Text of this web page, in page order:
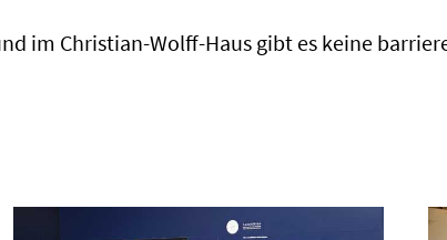
im Christian-Wolff-Haus gibt es keine